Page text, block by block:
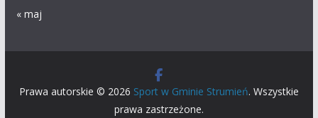
« maj
Prawa autorskie © 2026 Sport w Gminie Strumień. Wszystkie
prawa zastrzeżone.